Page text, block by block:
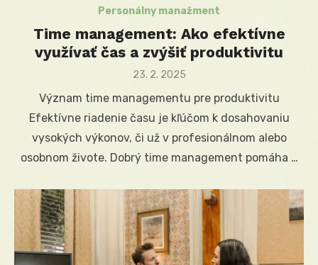
Personálny manažment
Time management: Ako efektívne
využívať čas a zvýšiť produktivitu
Posted
23. 2. 2025
Význam time managementu pre produktivitu
Efektívne riadenie času je kľúčom k dosahovaniu
vysokých výkonov, či už v profesionálnom alebo
osobnom živote. Dobrý time management pomáha …